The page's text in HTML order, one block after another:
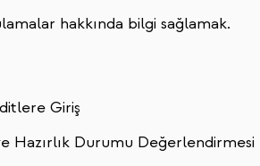
hakkında bilgi sağlamak.
Giriş
Hazırlık Durumu Değerlendirmesi